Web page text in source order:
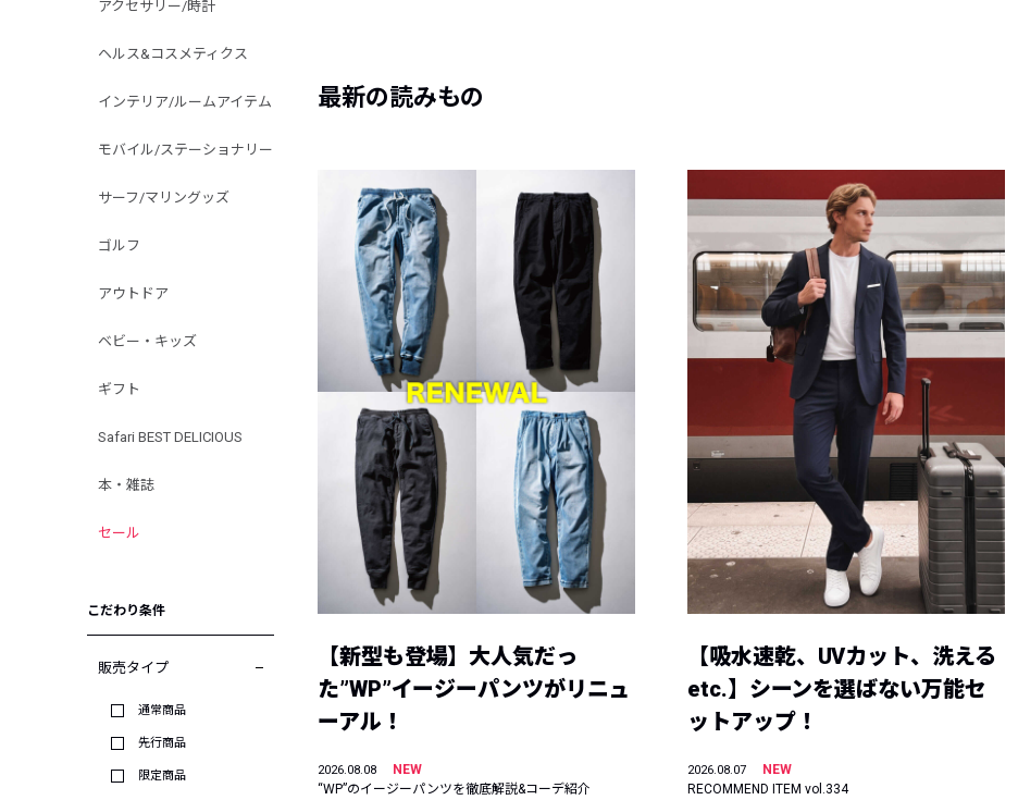
アクセサリー/時計
ヘルス&コスメティクス
インテリア/ルームアイテム
モバイル/ステーショナリー
サーフ/マリングッズ
ゴルフ
アウトドア
ベビー・キッズ
ギフト
Safari BEST DELICIOUS
本・雑誌
セール
こだわり条件
販売タイプ
通常商品
先行商品
限定商品
最新の読みもの
【新型も登場】大人気だっ
た”WP”イージーパンツがリニュ
ーアル！
2026.08.08
NEW
“WP”のイージーパンツを徹底解説&コーデ紹介
【吸水速乾、UVカット、洗える
etc.】シーンを選ばない万能セ
ットアップ！
2026.08.07
NEW
RECOMMEND ITEM vol.334